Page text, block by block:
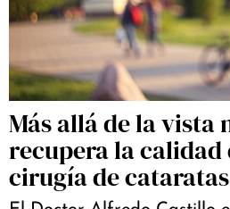
Más allá de la vista
recupera la calidad
cirugía de cataratas